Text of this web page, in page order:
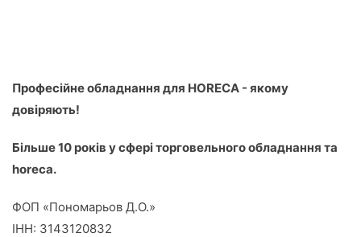
Професійне обладнання для HORECA - якому
довіряють!
Більше 10 років у сфері торговельного обладнання та
horeca.
ФОП «Пономарьов Д.О.»
ІНН: 3143120832